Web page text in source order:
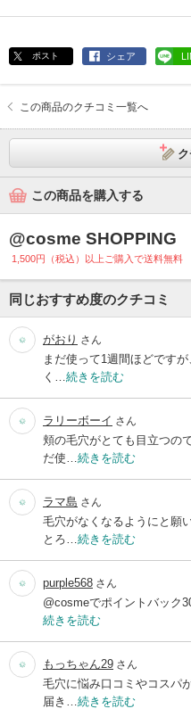
ポスト シェア
この商品のクチコミ一覧へ
この商品を購入する
@cosme SHOPPING
1,500円（税込）以上ご購入で送料無料
同じおすすめ度のクチコミ
がおり さん
まだ使って1週間ほどです
く… 続きを読む
ラリーボーイ さん
頬の毛穴がとても目立つの
だ使… 続きを読む
ラマ島 さん
毛穴がなくなるようにと願
とろ… 続きを読む
purple568 さん
@cosmeでポイントバック
続きを読む
もっちゃん29 さん
毛穴に悩み口コミやコスパ
届き… 続きを読む